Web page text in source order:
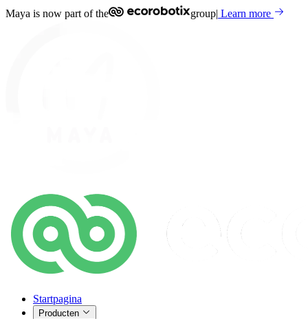
Maya is now part of the group| Learn more
Startpagina
Producten